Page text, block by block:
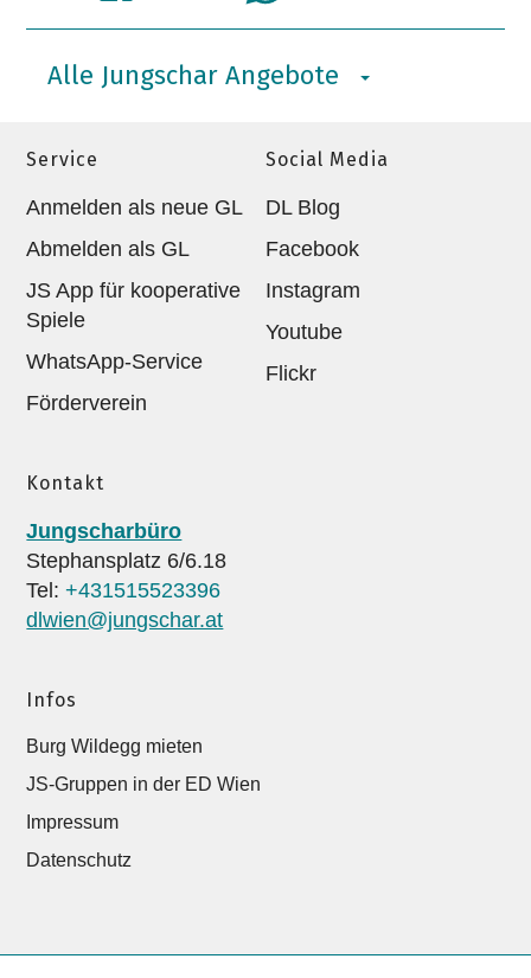
Alle Jungschar Angebote
Service
Anmelden als neue GL
Abmelden als GL
JS App für kooperative
Spiele
WhatsApp-Service
Förderverein
Social Media
DL Blog
Facebook
Instagram
Youtube
Flickr
Kontakt
Jungscharbüro
Stephansplatz 6/6.18
Tel:+431515523396
dlwien@jungschar.at
Infos
Burg Wildegg mieten
JS-Gruppen in der ED Wien
Impressum
Datenschutz